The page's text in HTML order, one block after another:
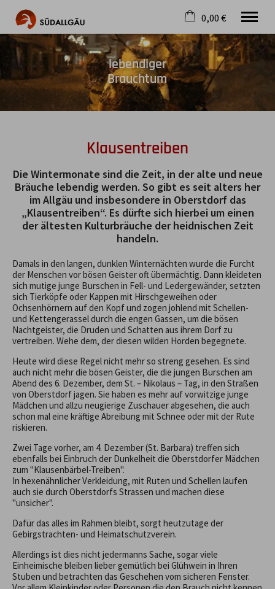
Die schönste Seite im Allgäu
Aktuell
Destination
Gastgeber
Tipps
Jobs
0,00 €
×
Warenkorb ist leer
lebendiger
Brauchtum
Klausentreiben
Die Wintermonate sind die Zeit, in der alte und neue
Bräuche lebendig werden. So gibt es seit alters her
im Allgäu und insbesondere in Oberstdorf das
„Klausentreiben“. Es dürfte sich hierbei um einen
der ältesten Kulturbräuche der heidnischen Zeit
handeln.
Damals in den langen, dunklen Winternächten wurde die Furcht
der Menschen vor bösen Geister oft übermächtig. Dann kleideten
sich mutige junge Burschen in Fell- und Ledergewänder, setzten
sich Tierköpfe oder Kappen mit Hirschgeweihen oder
Ochsenhörnern auf den Kopf und zogen johlend mit Schellen-
und Kettengerassel durch die engen Gassen, um die bösen
Nachtgeister, die Druden und Schatten aus ihrem Dorf zu
vertreiben. Wehe dem, der diesen wilden Horden begegnete.
Heute wird diese Regel nicht mehr so streng gesehen. Es sind
auch nicht mehr die bösen Geister, die die jungen Burschen am
Abend des 6. Dezember, dem St. – Nikolaus – Tag, in den Straßen
von Oberstdorf jagen. Sie haben es mehr auf vorwitzige junge
Mädchen und allzu neugierige Zuschauer abgesehen, die auch
schon mal eine kräftige Abreibung mit Schnee oder mit der Rute
riskieren.
Zwei Tage vorher, am 4. Dezember (St. Barbara) treffen sich
ebenfalls bei Einbruch der Dunkelheit die Oberstdorfer Mädchen
zum "Klausenbärbel-Treiben".
In hexenähnlicher Verkleidung, mit Ruten und Schellen laufen
auch sie durch Oberstdorfs Strassen und machen diese
"unsicher".
Dafür das alles im Rahmen bleibt, sorgt heutzutage der
Gebirgstrachten- und Heimatschutzverein.
Allerdings ist dies nicht jedermanns Sache, sogar viele
Einheimische bleiben lieber gemütlich bei Glühwein in Ihren
Stuben und betrachten das Geschehen vom sicheren Fenster.